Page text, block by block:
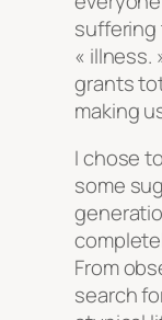
suffering
« illness.
grants
making
I chose
some
From
search